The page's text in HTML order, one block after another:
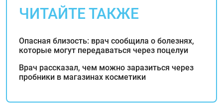
ЧИТАЙТЕ ТАКЖЕ
Опасная близость: врач сообщила о болезнях,
которые могут передаваться через поцелуи
Врач рассказал, чем можно заразиться через
пробники в магазинах косметики